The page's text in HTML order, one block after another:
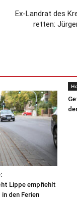
Ex-Landrat des
retten:
Lippe empfiehlt
den Ferien